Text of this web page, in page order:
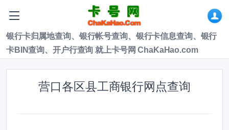
银行卡归属地查询、银行帐号查询、银行卡信息查询、银行
卡BIN查询、开户行查询 就上卡号网 ChaKaHao.com
营口各区县工商银行网点查询